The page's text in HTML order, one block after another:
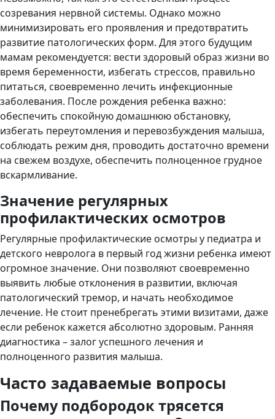
созревания нервной системы. Однако можно
минимизировать его проявления и предотвратить
развитие патологических форм. Для этого будущим
мамам рекомендуется: вести здоровый образ жизни во
время беременности, избегать стрессов, правильно
питаться, своевременно лечить инфекционные
заболевания. После рождения ребенка важно:
обеспечить спокойную домашнюю обстановку,
избегать переутомления и перевозбуждения малыша,
соблюдать режим дня, проводить достаточно времени
на свежем воздухе, обеспечить полноценное грудное
вскармливание.
Значение регулярных
профилактических осмотров
Регулярные профилактические осмотры у педиатра и
детского невролога в первый год жизни ребенка имеют
огромное значение. Они позволяют своевременно
выявить любые отклонения в развитии, включая
патологический тремор, и начать необходимое
лечение. Не стоит пренебрегать этими визитами, даже
если ребенок кажется абсолютно здоровым. Ранняя
диагностика – залог успешного лечения и
полноценного развития малыша.
Часто задаваемые вопросы
Почему подбородок трясется